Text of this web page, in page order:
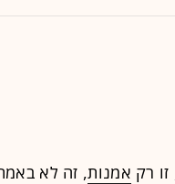
רק אמנות, זה לא